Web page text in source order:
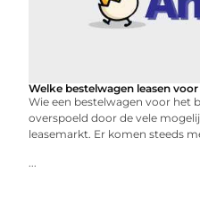
Welke bestelwagen leasen voor
Wie een bestelwagen voor het
overspoeld door de vele
leasemarkt. Er komen steeds
...